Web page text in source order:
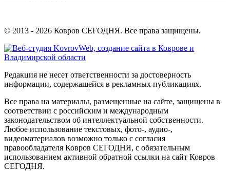
© 2013 - 2026 Ковров СЕГОДНЯ. Все права защищены.
Редакция не несет ответственности за достоверность
информации, содержащейся в рекламных публикациях.
Все права на материалы, размещенные на сайте, защищены в
соответствии с российским и международным
законодательством об интеллектуальной собственности.
Любое использование текстовых, фото-, аудио-,
видеоматериалов возможно только с согласия
правообладателя Ковров СЕГОДНЯ, с обязательным
использованием активной обратной ссылки на сайт Ковров
СЕГОДНЯ.